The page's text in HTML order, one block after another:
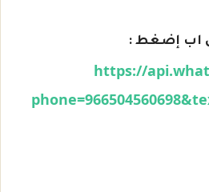
اب إضغط :
https://